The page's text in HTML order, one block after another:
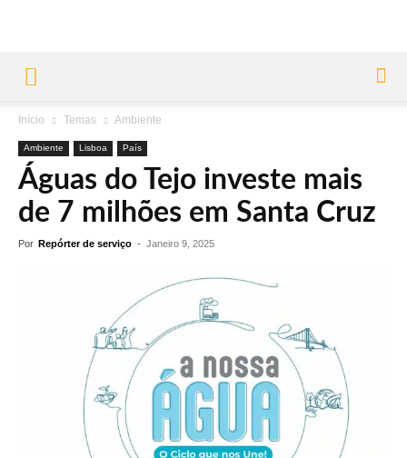
Início Temas Ambiente
Ambiente Lisboa País
Águas do Tejo investe mais
de 7 milhões em Santa Cruz
Por Repórter de serviço - Janeiro 9, 2025